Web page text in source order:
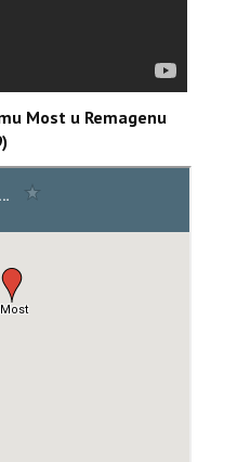
Most u Remagenu